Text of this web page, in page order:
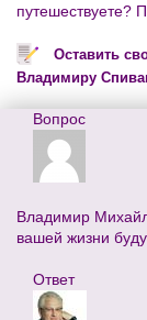
путешествуете?
Оставить
Владимиру
Вопрос
Владимир
вашей жизни
Ответ